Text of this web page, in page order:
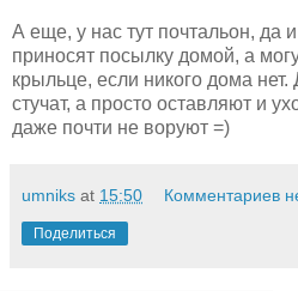
А еще, у нас тут почтальон, да
приносят посылку домой, а
крыльце, если никого дома
стучат, а просто оставляют и
даже почти не воруют =)
umniks at 15:50 Комментариев
Поделиться